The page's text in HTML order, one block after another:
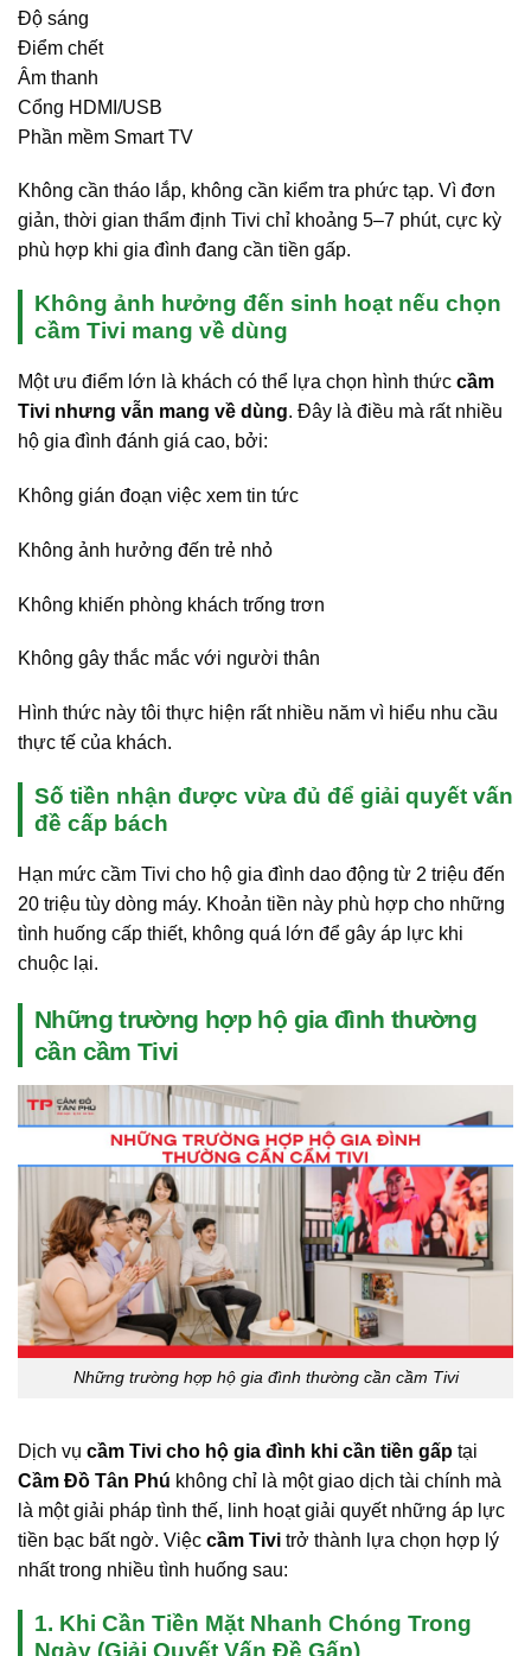
Độ sáng
Điểm chết
Âm thanh
Cổng HDMI/USB
Phần mềm Smart TV
Không cần tháo lắp, không cần kiểm tra phức tạp. Vì đơn
giản, thời gian thẩm định Tivi chỉ khoảng 5–7 phút, cực kỳ
phù hợp khi gia đình đang cần tiền gấp.
Không ảnh hưởng đến sinh hoạt nếu chọn
cầm Tivi mang về dùng
Một ưu điểm lớn là khách có thể lựa chọn hình thức cầm
Tivi nhưng vẫn mang về dùng. Đây là điều mà rất nhiều
hộ gia đình đánh giá cao, bởi:
Không gián đoạn việc xem tin tức
Không ảnh hưởng đến trẻ nhỏ
Không khiến phòng khách trống trơn
Không gây thắc mắc với người thân
Hình thức này tôi thực hiện rất nhiều năm vì hiểu nhu cầu
thực tế của khách.
Số tiền nhận được vừa đủ để giải quyết vấn
đề cấp bách
Hạn mức cầm Tivi cho hộ gia đình dao động từ 2 triệu đến
20 triệu tùy dòng máy. Khoản tiền này phù hợp cho những
tình huống cấp thiết, không quá lớn để gây áp lực khi
chuộc lại.
Những trường hợp hộ gia đình thường
cần cầm Tivi
Những trường hợp hộ gia đình thường cần cầm Tivi
Dịch vụ cầm Tivi cho hộ gia đình khi cần tiền gấp tại
Cầm Đồ Tân Phú không chỉ là một giao dịch tài chính mà
là một giải pháp tình thế, linh hoạt giải quyết những áp lực
tiền bạc bất ngờ. Việc cầm Tivi trở thành lựa chọn hợp lý
nhất trong nhiều tình huống sau:
1. Khi Cần Tiền Mặt Nhanh Chóng Trong
Ngày (Giải Quyết Vấn Đề Gấp)